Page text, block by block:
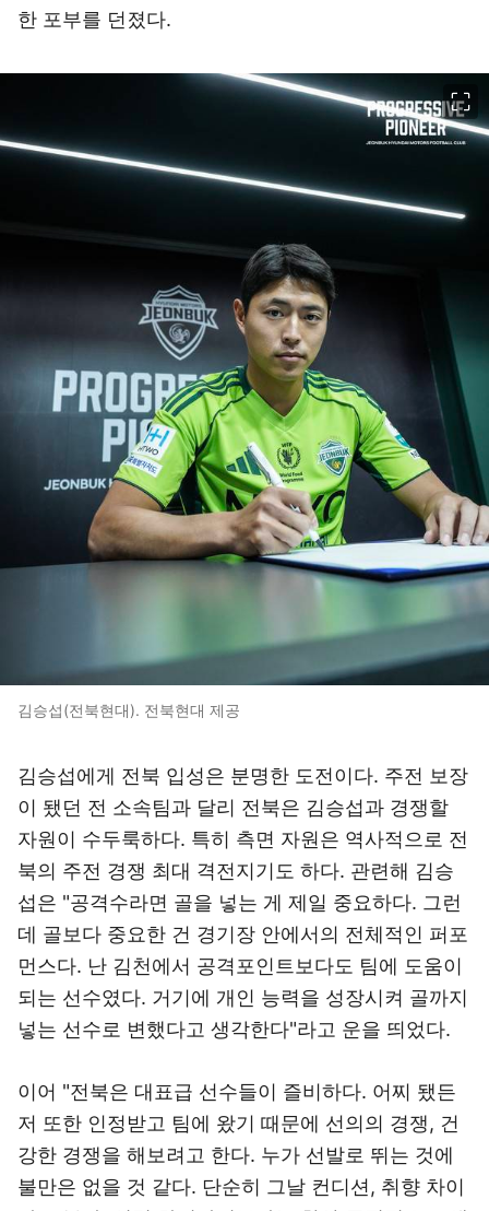
한 포부를 던졌다.
김승섭(전북현대). 전북현대 제공
김승섭에게 전북 입성은 분명한 도전이다. 주전 보장
이 됐던 전 소속팀과 달리 전북은 김승섭과 경쟁할
자원이 수두룩하다. 특히 측면 자원은 역사적으로 전
북의 주전 경쟁 최대 격전지기도 하다. 관련해 김승
섭은 "공격수라면 골을 넣는 게 제일 중요하다. 그런
데 골보다 중요한 건 경기장 안에서의 전체적인 퍼포
먼스다. 난 김천에서 공격포인트보다도 팀에 도움이
되는 선수였다. 거기에 개인 능력을 성장시켜 골까지
넣는 선수로 변했다고 생각한다"라고 운을 띄었다.
이어 "전북은 대표급 선수들이 즐비하다. 어찌 됐든
저 또한 인정받고 팀에 왔기 때문에 선의의 경쟁, 건
강한 경쟁을 해보려고 한다. 누가 선발로 뛰는 것에
불만은 없을 것 같다. 단순히 그날 컨디션, 취향 차이